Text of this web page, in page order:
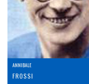
ANNIBALE
FROSSI